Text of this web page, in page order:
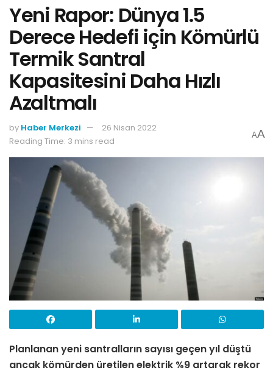
Yeni Rapor: Dünya 1.5
Derece Hedefi için Kömürlü
Termik Santral
Kapasitesini Daha Hızlı
Azaltmalı
by Haber Merkezi
26 Nisan 2022
Reading Time: 3 mins read
AA
Planlanan yeni santralların sayısı geçen yıl düştü
ancak kömürden üretilen elektrik %9 artarak rekor